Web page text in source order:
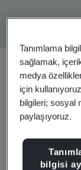
ISO
Tanımlama
sağlamak,
medya
için
bilgileri; sosyal
paylaşıyoruz.
bilgisi